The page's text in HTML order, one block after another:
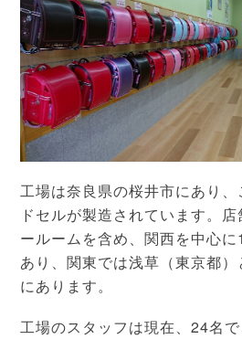
工場は奈良県の桜井市にあり
ドセルが製造されています。
ールームを含め、関西を中心
あり、関東では浅草（東京都）
にあります。
工場のスタッフは現在、24名